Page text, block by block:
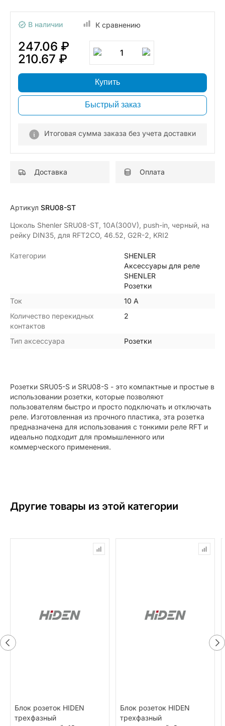
В наличии К сравнению
247.06 ₽
210.67 ₽
1
Купить
Быстрый заказ
Итоговая сумма заказа без учета доставки
Доставка Оплата
Артикул SRU08-ST
Цоколь Shenler SRU08-ST, 10A(300V), push-in, черный, на
рейку DIN35, для RFT2CO, 46.52, G2R-2, KRI2
Категории
SHENLER
Аксессуары для реле
SHENLER
Розетки
Ток
10 А
Количество перекидных
контактов
2
Тип аксессуара Розетки
Розетки SRU05-S и SRU08-S - это компактные и простые в
использовании розетки, которые позволяют
пользователям быстро и просто подключать и отключать
реле. Изготовленная из прочного пластика, эта розетка
предназначена для использования с тонкими реле RFT и
идеально подходит для промышленного или
коммерческого применения.
Другие товары из этой категории
Блок розеток HIDEN
трехфазный
Блок розеток HIDEN
трехфазный